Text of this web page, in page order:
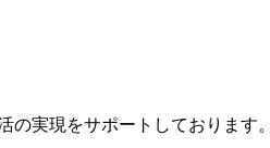
の実現をサポートしております